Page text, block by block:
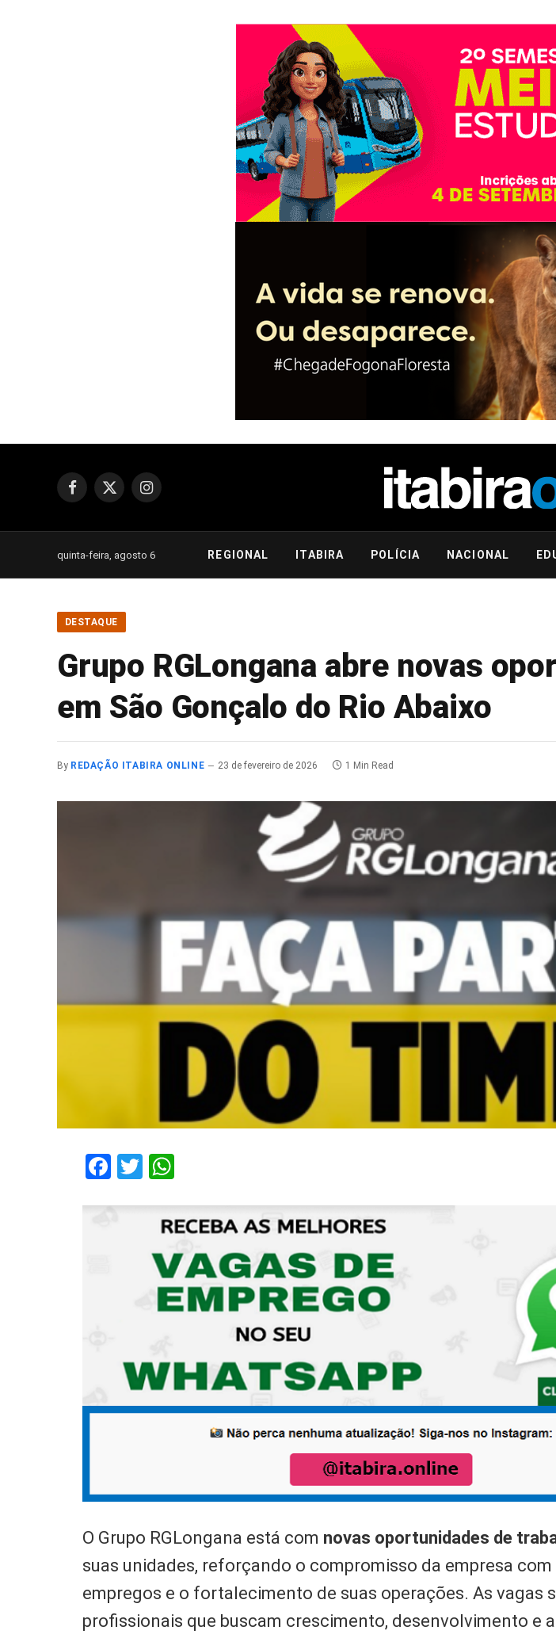
Facebook
X
Instagram
quinta-feira, agosto 6 REGIONAL ITABIRA POLÍCIA NACIONAL
DESTAQUE
Grupo RGLongana abre novas
em São Gonçalo do Rio Abaixo
By REDAÇÃO ITABIRA ONLINE 23 de fevereiro de 2026 1 Min Read
Facebook
Twitter
O Grupo RGLongana está com novas oportunidades de
suas unidades, reforçando o compromisso da empresa com
empregos e o fortalecimento de suas operações. As vagas
profissionais que buscam crescimento, desenvolvimento e